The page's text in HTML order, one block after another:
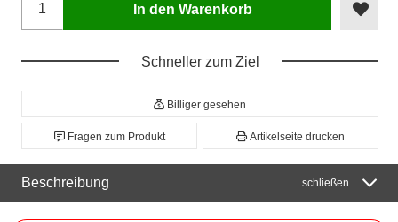
In den Warenkorb
Schneller zum Ziel
Billiger gesehen
Fragen zum Produkt Artikelseite drucken
Beschreibung schließen